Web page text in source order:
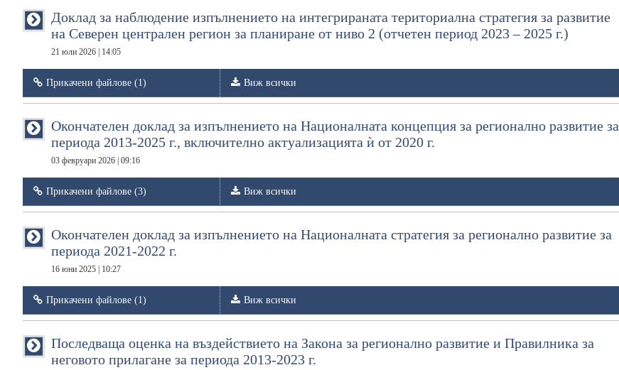
Доклад за наблюдение изпълнението на интегрираната териториална стратегия за развитие
на Северен централен регион за планиране от ниво 2 (отчетен период 2023 – 2025 г.)
21 юли 2026 | 14:05
Прикачени файлове (1) Виж всички
Окончателен доклад за изпълнението на Националната концепция за регионално развитие за
периода 2013-2025 г., включително актуализацията ѝ от 2020 г.
03 февруари 2026 | 09:16
Прикачени файлове (3) Виж всички
Oкончателен доклад за изпълнението на Националната стратегия за регионално развитие за
периода 2021-2022 г.
16 юни 2025 | 10:27
Прикачени файлове (1) Виж всички
Последваща оценка на въздействието на Закона за регионално развитие и Правилника за
неговото прилагане за периода 2013-2023 г.